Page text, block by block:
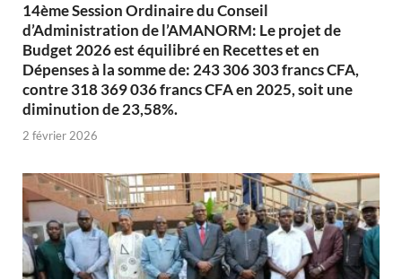
14ème Session Ordinaire du Conseil
d’Administration de l’AMANORM: Le projet de
Budget 2026 est équilibré en Recettes et en
Dépenses à la somme de: 243 306 303 francs CFA,
contre 318 369 036 francs CFA en 2025, soit une
diminution de 23,58%.
2 février 2026